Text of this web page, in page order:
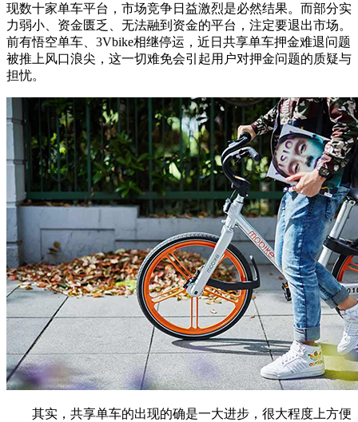
现数十家单车平台，市场竞争日益激烈是必然结果。而部分实
力弱小、资金匮乏、无法融到资金的平台，注定要退出市场。
前有悟空单车、3Vbike相继停运，近日共享单车押金难退问题
被推上风口浪尖，这一切难免会引起用户对押金问题的质疑与
担忧。
其实，共享单车的出现的确是一大进步，很大程度上方便